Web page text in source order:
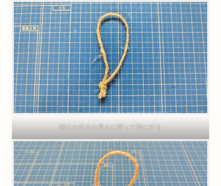
アレンジレシピ
2つのパーツを縫い合わせるときに紐を挟むと、オーナ
メントになります。